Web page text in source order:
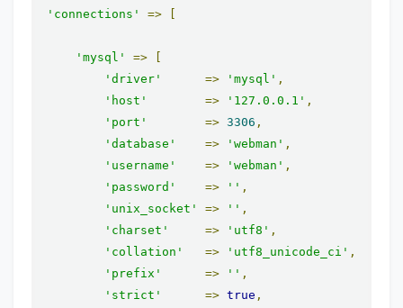
'connections'
=>
'mysql' =>
'driver'
=> 'mysql' ,
'host'
=> '127.0.0.1' ,
'port'
=> 3306 ,
'database'
=> 'webman' ,
'username'
=> 'webman' ,
'password'
=> '' ,
'unix_socket'
=> '' ,
'charset'
=> 'utf8' ,
'collation'
=> 'utf8_unicode_ci' ,
'prefix'
=> '' ,
'strict'
=> true ,